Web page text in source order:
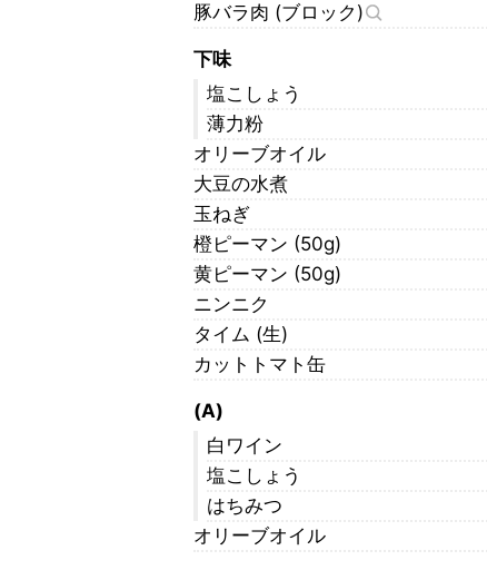
豚バラ肉 (ブロック)
下味
塩こしょう
薄力粉
オリーブオイル
大豆の水煮
玉ねぎ
橙ピーマン (50g)
黄ピーマン (50g)
ニンニク
タイム (生)
カットトマト缶
(A)
白ワイン
塩こしょう
はちみつ
オリーブオイル